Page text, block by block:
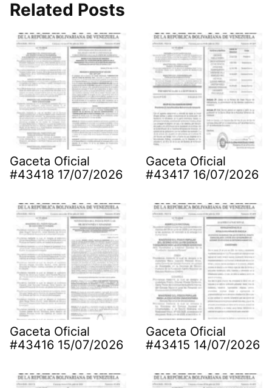
Related Posts
Gaceta Oficial
#43418 17/07/2026
Gaceta Oficial
#43417 16/07/2026
Gaceta Oficial
#43416 15/07/2026
Gaceta Oficial
#43415 14/07/2026